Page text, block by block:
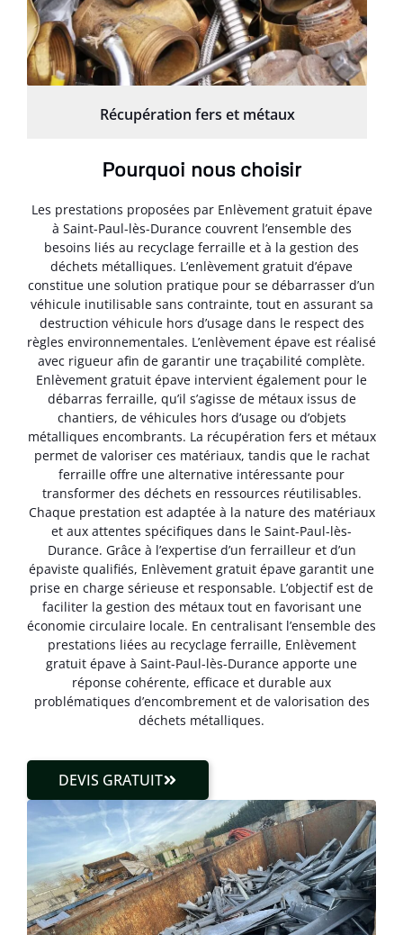
Récupération fers et métaux
Pourquoi nous choisir
Les prestations proposées par Enlèvement gratuit épave
à Saint-Paul-lès-Durance couvrent l’ensemble des
besoins liés au recyclage ferraille et à la gestion des
déchets métalliques. L’enlèvement gratuit d’épave
constitue une solution pratique pour se débarrasser d’un
véhicule inutilisable sans contrainte, tout en assurant sa
destruction véhicule hors d’usage dans le respect des
règles environnementales. L’enlèvement épave est réalisé
avec rigueur afin de garantir une traçabilité complète.
Enlèvement gratuit épave intervient également pour le
débarras ferraille, qu’il s’agisse de métaux issus de
chantiers, de véhicules hors d’usage ou d’objets
métalliques encombrants. La récupération fers et métaux
permet de valoriser ces matériaux, tandis que le rachat
ferraille offre une alternative intéressante pour
transformer des déchets en ressources réutilisables.
Chaque prestation est adaptée à la nature des matériaux
et aux attentes spécifiques dans le Saint-Paul-lès-
Durance. Grâce à l’expertise d’un ferrailleur et d’un
épaviste qualifiés, Enlèvement gratuit épave garantit une
prise en charge sérieuse et responsable. L’objectif est de
faciliter la gestion des métaux tout en favorisant une
économie circulaire locale. En centralisant l’ensemble des
prestations liées au recyclage ferraille, Enlèvement
gratuit épave à Saint-Paul-lès-Durance apporte une
réponse cohérente, efficace et durable aux
problématiques d’encombrement et de valorisation des
déchets métalliques.
DEVIS GRATUIT